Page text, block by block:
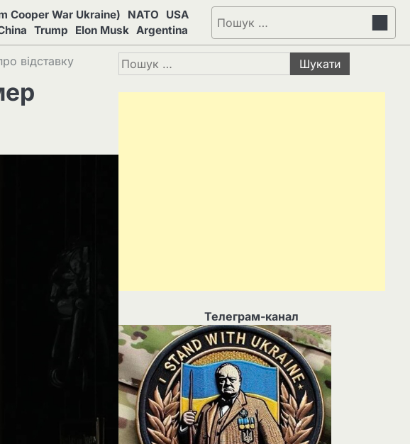
Cooper War Ukraine) NATO
USA
Trump Elon Musk Argentina
Пошук:
відставку Пошук:
Телеграм-канал